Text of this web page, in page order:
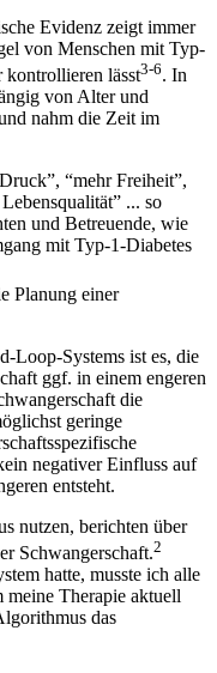
Evidenz zeigt immer
von Menschen mit Typ-
kontrollieren lässt3-6. In
von Alter und
nahm die Zeit im
“mehr Freiheit”,
... so
und Betreuende, wie
mit Typ-1-Diabetes
Planung einer
Loop-Systems ist es, die
ggf. in einem engeren
die
geringe
negativer Einfluss auf
entsteht.
nutzen, berichten über
Schwangerschaft.2
hatte, musste ich alle
meine Therapie aktuell
das